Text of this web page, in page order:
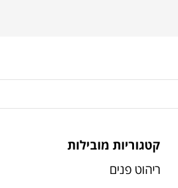
קטגוריות מובילות
ריהוט פנים